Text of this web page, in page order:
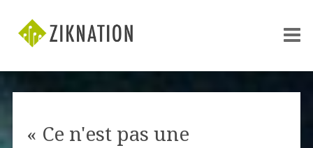
« Ce n'est pas une